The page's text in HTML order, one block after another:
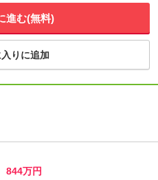
進む(無料)
844万円